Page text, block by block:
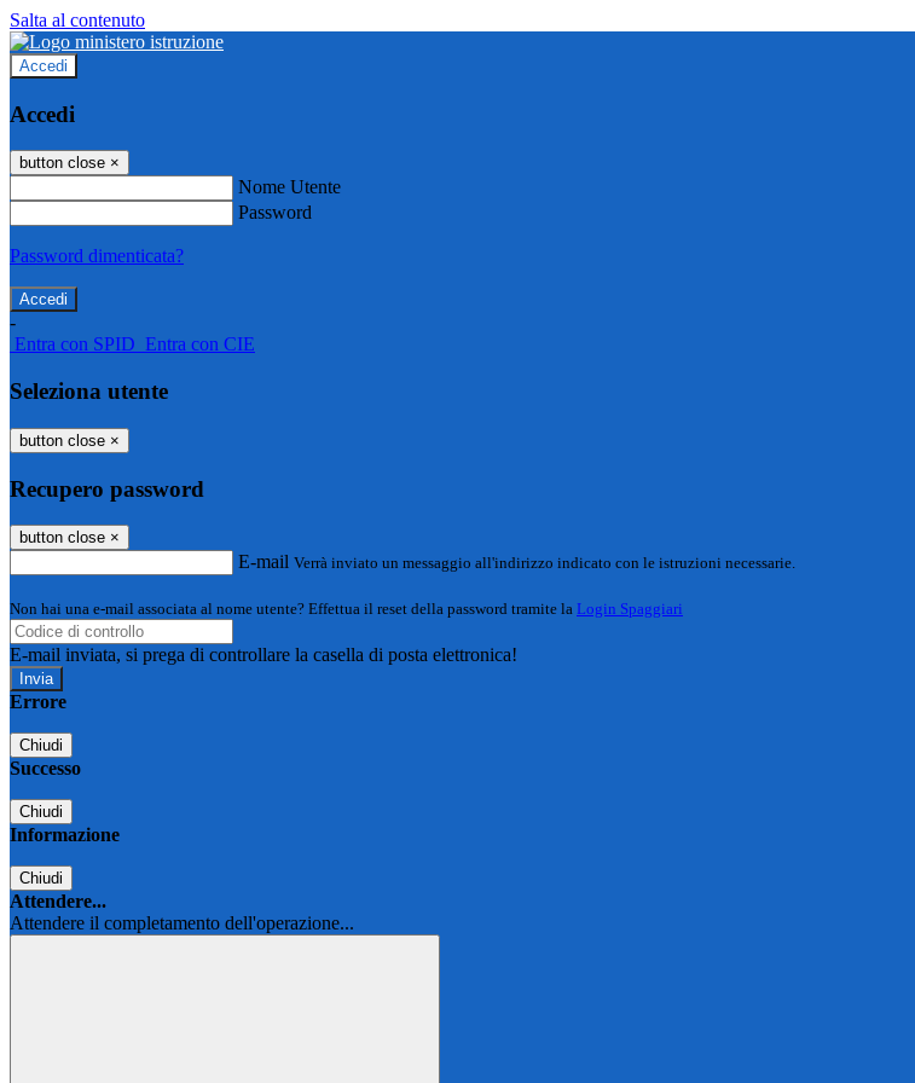
Salta al contenuto
Accedi
Accedi
button close ×
Nome Utente
Password
Password dimenticata?
-
Entra con SPID Entra con CIE
Seleziona utente
button close ×
Recupero password
button close ×
E-mail Verrà inviato un messaggio all'indirizzo indicato con le istruzioni necessarie.
Non hai una e-mail associata al nome utente? Effettua il reset della password tramite la Login Spaggiari
E-mail inviata, si prega di controllare la casella di posta elettronica!
Errore
Chiudi
Successo
Chiudi
Informazione
Chiudi
Attendere...
Attendere il completamento dell'operazione...